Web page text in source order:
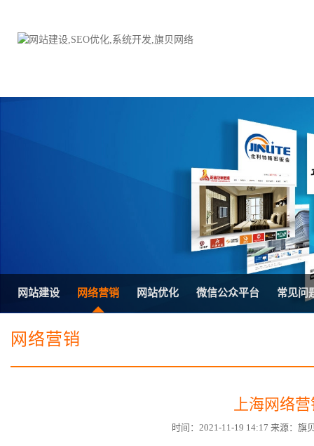
网站SEO优化
微信平台建设
电子商务商城建设
SSL证书
H5响应式网站建设方案
防伪防窜货系统
外贸多语言网站建设方
三级分销系统
网站推广优化方案
在线进销存管理
品牌加盟营销管理系统
营销型网站建设方案
网站建设 网络营销 网站优化 微信公众平台 常见问
网络营销
上海网络
时间：2021-11-19 14:17 来源：旗